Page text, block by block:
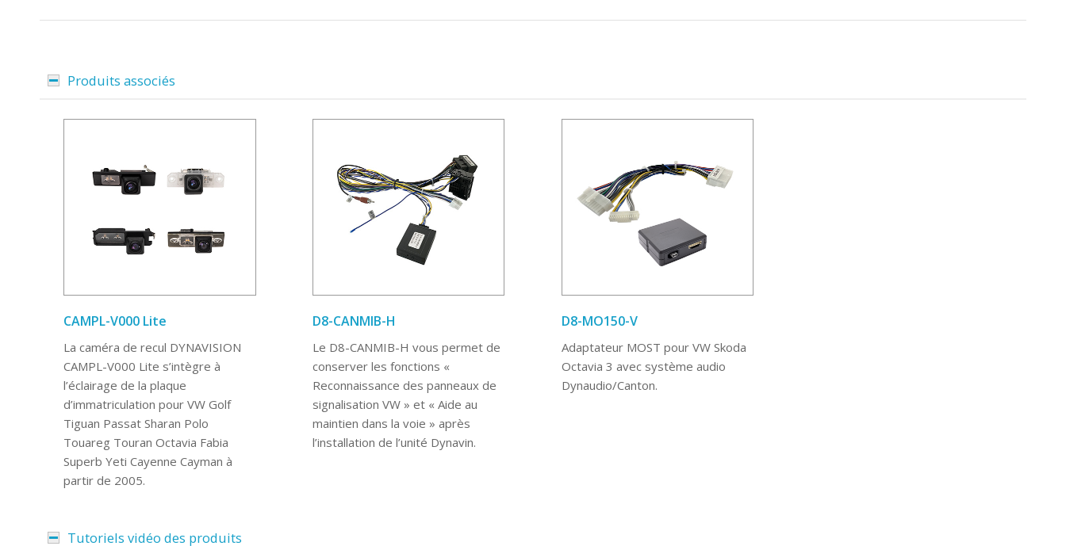
Produits associés
CAMPL-V000 Lite
La caméra de recul DYNAVISION
CAMPL-V000 Lite s’intègre à
l’éclairage de la plaque
d’immatriculation pour VW Golf
Tiguan Passat Sharan Polo
Touareg Touran Octavia Fabia
Superb Yeti Cayenne Cayman à
partir de 2005.
D8-CANMIB-H
Le D8-CANMIB-H vous permet de
conserver les fonctions «
Reconnaissance des panneaux de
signalisation VW » et « Aide au
maintien dans la voie » après
l’installation de l’unité Dynavin.
D8-MO150-V
Adaptateur MOST pour VW Skoda
Octavia 3 avec système audio
Dynaudio/Canton.
Tutoriels vidéo des produits